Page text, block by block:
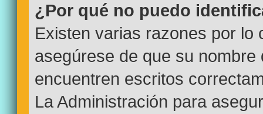
¿Por qué no puedo
Existen varias razones por lo
asegúrese de que su
encuentren escritos
La Administración para